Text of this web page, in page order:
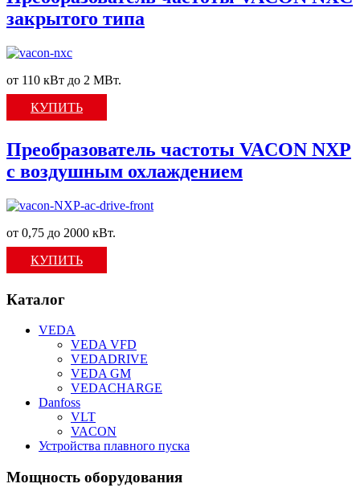
закрытого типа
от 110 кВт до 2 МВт.
КУПИТЬ
Преобразователь частоты VACON NXP
c воздушным охлаждением
от 0,75 до 2000 кВт.
КУПИТЬ
Каталог
VEDA
VEDA VFD
VEDADRIVE
VEDA GM
VEDACHARGE
Danfoss
VLT
VACON
Устройства плавного пуска
Мощность оборудования